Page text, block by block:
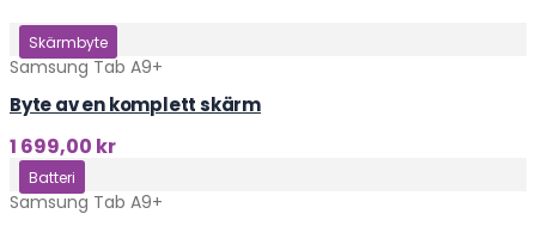
Klicka här
Skärmbyte
Samsung Tab A9+
Byte av en komplett skärm
1 699,00 kr
Klicka här
Batteri
Samsung Tab A9+